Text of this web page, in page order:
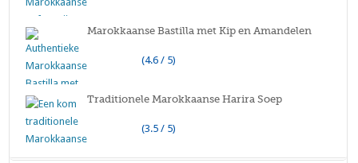
Marokkaanse Bastilla met Kip en Amandelen
(4.6 / 5)
Traditionele Marokkaanse Harira Soep
(3.5 / 5)